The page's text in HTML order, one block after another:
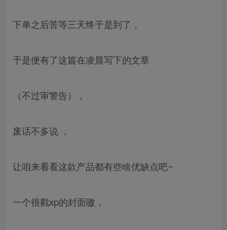
下单之后苦等三天终于是到了，
于是便有了这篇在凌晨写下的文章
（不过审警告），
废话不多说 ，
让咱来看看这款产品都有些啥优缺点吧~
一个很戳xp的封面嗷，